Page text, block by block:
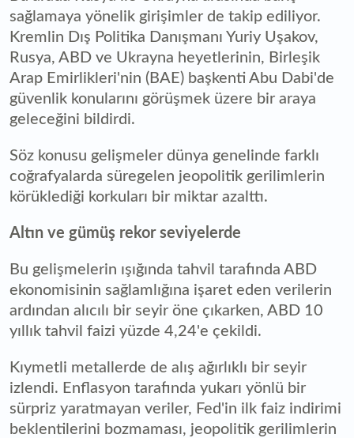
sağlamaya yönelik girişimler de takip ediliyor.
Kremlin Dış Politika Danışmanı Yuriy Uşakov,
Rusya, ABD ve Ukrayna heyetlerinin, Birleşik
Arap Emirlikleri'nin (BAE) başkenti Abu Dabi'de
güvenlik konularını görüşmek üzere bir araya
geleceğini bildirdi.
Söz konusu gelişmeler dünya genelinde farklı
coğrafyalarda süregelen jeopolitik gerilimlerin
körüklediği korkuları bir miktar azalttı.
Altın ve gümüş rekor seviyelerde
Bu gelişmelerin ışığında tahvil tarafında ABD
ekonomisinin sağlamlığına işaret eden verilerin
ardından alıcılı bir seyir öne çıkarken, ABD 10
yıllık tahvil faizi yüzde 4,24'e çekildi.
Kıymetli metallerde de alış ağırlıklı bir seyir
izlendi. Enflasyon tarafında yukarı yönlü bir
sürpriz yaratmayan veriler, Fed'in ilk faiz indirimi
beklentilerini bozmaması, jeopolitik gerilimlerin